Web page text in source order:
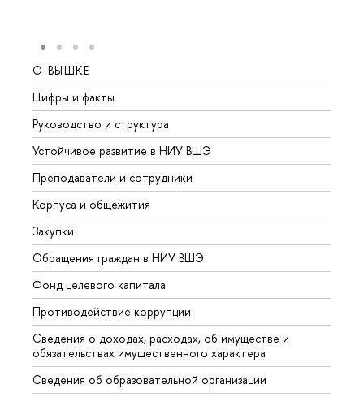
О ВЫШКЕ
Цифры и факты
Руководство и структура
Устойчивое развитие в НИУ ВШЭ
Преподаватели и сотрудники
Корпуса и общежития
Закупки
Обращения граждан в НИУ ВШЭ
Фонд целевого капитала
Противодействие коррупции
Сведения о доходах, расходах, об имуществе и
обязательствах имущественного характера
Сведения об образовательной организации